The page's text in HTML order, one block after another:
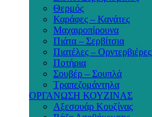
Θερμός
Καράφες – Κανάτες
Μαχαιροπίρουνα
Πιάτα – Σερβίτσια
Πιατέλες – Ορντερβιέρες
Ποτήρια
Σουβέρ – Σουπλά
Τραπεζομάντηλα
ΟΡΓΑΝΩΣΗ ΚΟΥΖΙΝΑΣ
Αξεσουάρ Κουζίνας